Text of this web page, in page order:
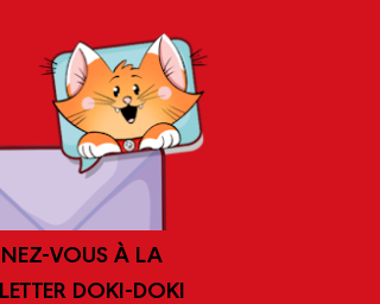
VOUS À LA
DOKI-DOKI